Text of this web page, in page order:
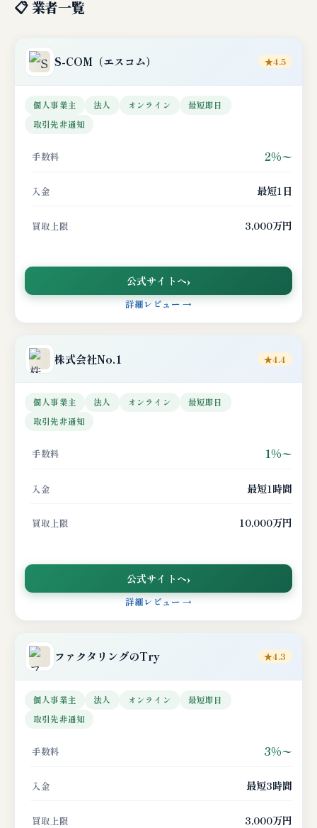
📋 業者一覧
S-COM （エスコム） ★4.5
個人事業主 法人 オンライン
最短即日
取引先非通知
手数料 2%〜
入金 最短1日
買取上限 3,000万円
公式サイトへ
詳細レビュー →
株式会社No.1 ★4.4
個人事業主 法人 オンライン
最短即日
取引先非通知
手数料 1%〜
入金 最短1時間
買取上限 10,000万円
公式サイトへ
詳細レビュー →
ファクタリングのTry ★4.3
個人事業主 法人 オンライン
最短即日
取引先非通知
手数料 3%〜
入金 最短3時間
買取上限 3,000万円